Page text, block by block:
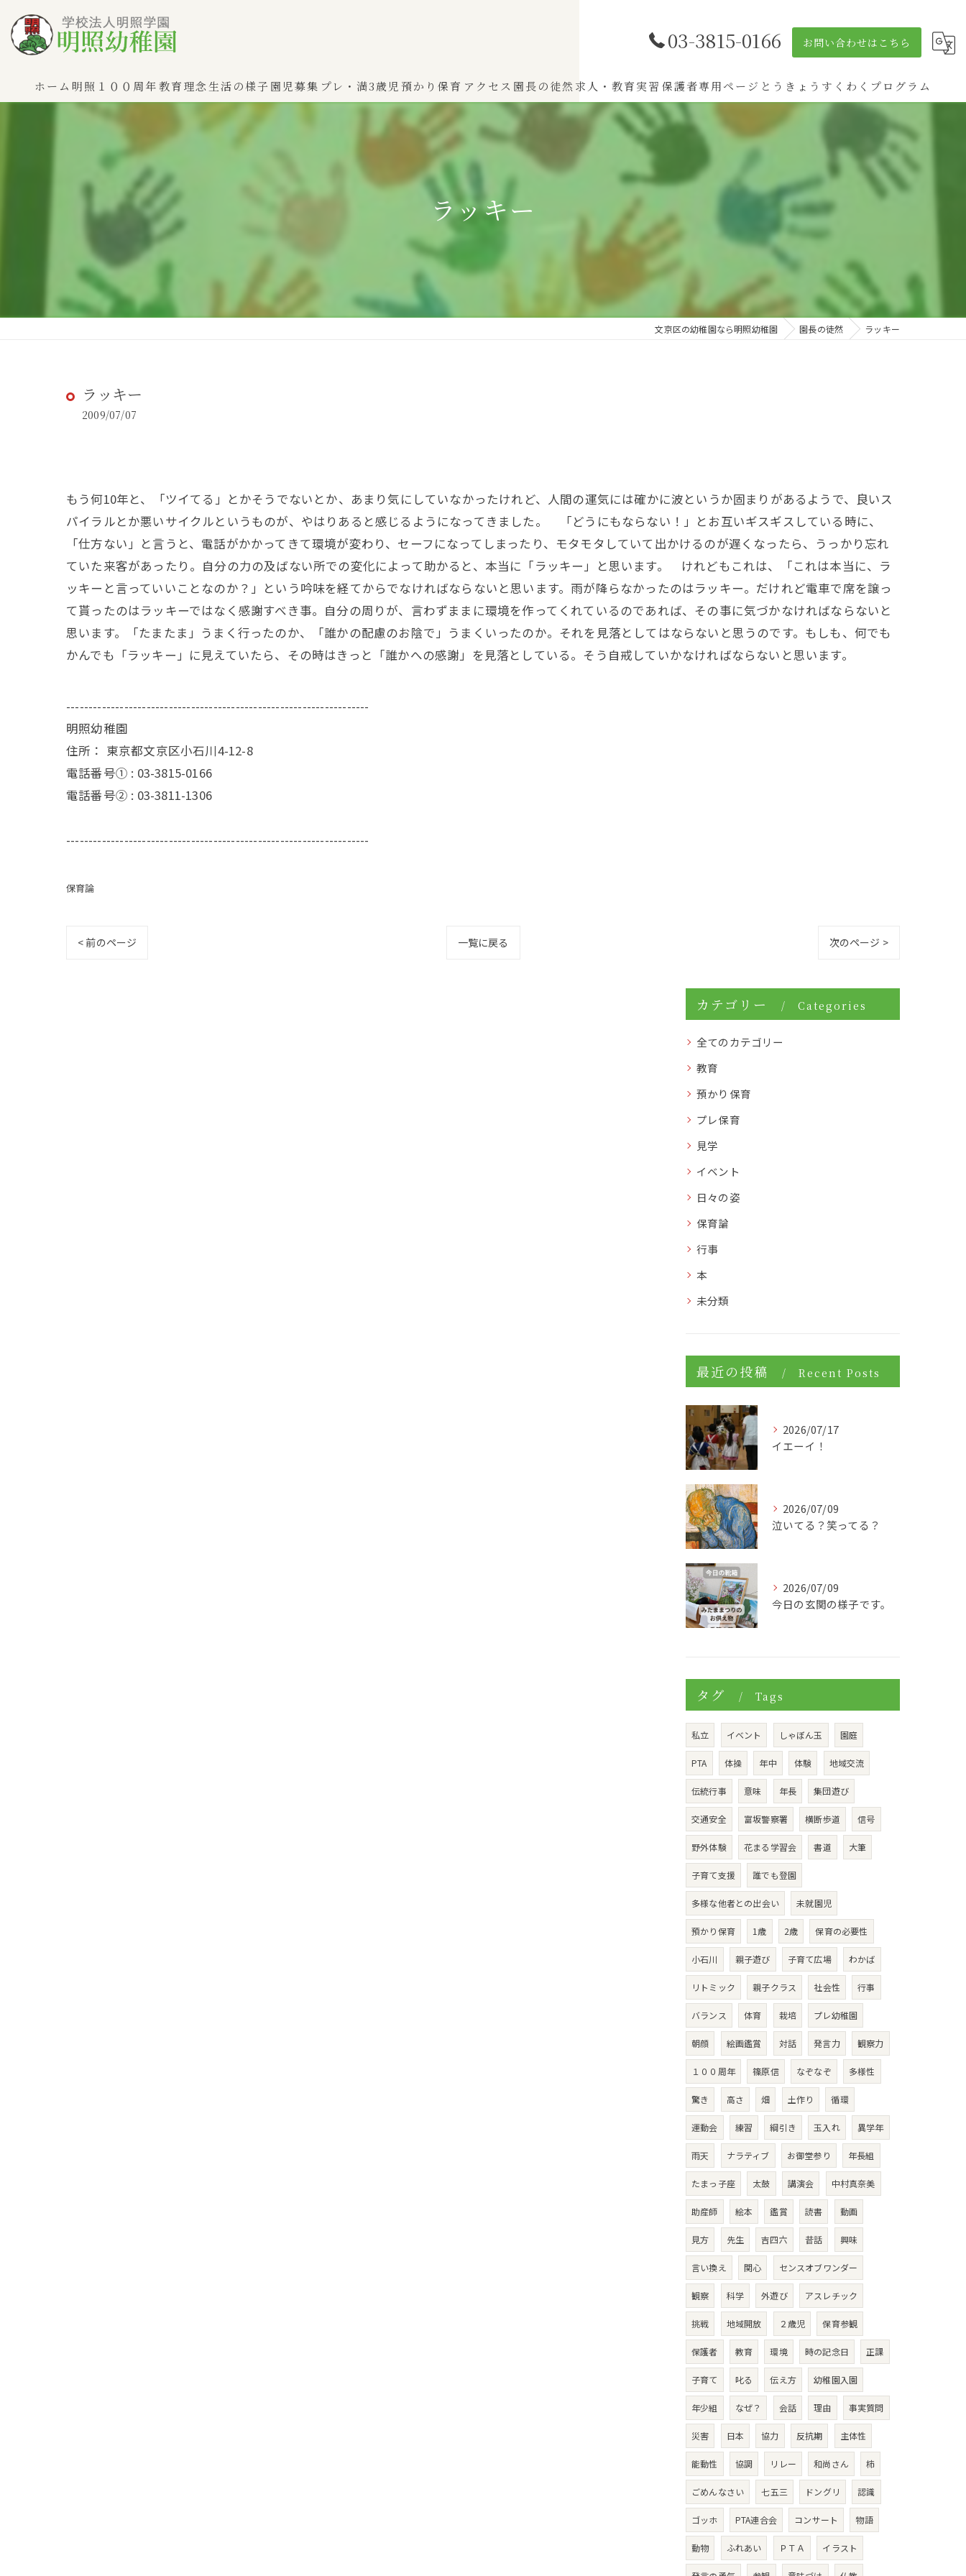
03-3815-0166 お問い合わせはこちら
ホーム 明照１００周年教育理念生活の様子 園児募集 プレ・満3歳児
わかば（0～2歳児）
ひよこぐみ（1〜2歳児）
預かり保育 アクセス 園長の徒然 求人・教育実習 保護者専用ページ とうきょうすくわくプログラム
ラッキー
文京区の幼稚園なら明照幼稚園 園長の徒然 ラッキー
ラッキー
2009/07/07
もう何10年と、「ツイてる」とかそうでないとか、あまり気にしていなかったけれど、人間の運気には確かに波というか固まりがあるようで、良いス
パイラルとか悪いサイクルというものが、やはりあると感じるようになってきました。 「どうにもならない！」とお互いギスギスしている時に、
「仕方ない」と言うと、電話がかかってきて環境が変わり、セーフになってしまったり、モタモタしていて出かけるのが遅くなったら、うっかり忘れ
ていた来客があったり。自分の力の及ばない所での変化によって助かると、本当に「ラッキー」と思います。 けれどもこれは、「これは本当に、ラ
ッキーと言っていいことなのか？」という吟味を経てからでなければならないと思います。雨が降らなかったのはラッキー。だけれど電車で席を譲っ
て貰ったのはラッキーではなく感謝すべき事。自分の周りが、言わずままに環境を作ってくれているのであれば、その事に気づかなければならないと
思います。「たまたま」うまく行ったのか、「誰かの配慮のお陰で」うまくいったのか。それを見落としてはならないと思うのです。もしも、何でも
かんでも「ラッキー」に見えていたら、その時はきっと「誰かへの感謝」を見落としている。そう自戒していかなければならないと思います。
--------------------------------------------------------------------
明照幼稚園
住所： 東京都文京区小石川4-12-8
電話番号① : 03-3815-0166
電話番号② : 03-3811-1306
--------------------------------------------------------------------
保育論
< 前のページ 一覧に戻る 次のページ >
カテゴリー Categories
全てのカテゴリー
教育
預かり保育
プレ保育
見学
イベント
日々の姿
保育論
行事
本
未分類
最近の投稿 Recent Posts
2026/07/17
イエーイ！
2026/07/09
泣いてる？笑ってる？
2026/07/09
今日の玄関の様子です。
タグ Tags
私立 イベント しゃぼん玉 園庭
PTA 体操 年中 体験 地域交流
伝統行事 意味 年長 集団遊び
交通安全 富坂警察署 横断歩道 信号
野外体験 花まる学習会 書道 大筆
子育て支援 誰でも登園
多様な他者との出会い 未就園児
預かり保育 1歳 2歳 保育の必要性
小石川 親子遊び 子育て広場 わかば
リトミック 親子クラス 社会性 行事
バランス 体育 栽培 プレ幼稚園
朝顔 絵画鑑賞 対話 発言力 観察力
１００周年 篠原信 なぞなぞ 多様性
驚き 高さ 畑 土作り 循環
運動会 練習 綱引き 玉入れ 異学年
雨天 ナラティブ お御堂参り 年長組
たまっ子座 太鼓 講演会 中村真奈美
助産師 絵本 鑑賞 読書 動画
見方 先生 吉四六 昔話 興味
言い換え 関心 センスオブワンダー
観察 科学 外遊び アスレチック
挑戦 地域開放 ２歳児 保育参観
保護者 教育 環境 時の記念日 正課
子育て 叱る 伝え方 幼稚園入園
年少組 なぜ？ 会話 理由 事実質問
災害 日本 協力 反抗期 主体性
能動性 協調 リレー 和尚さん 柿
ごめんなさい 七五三 ドングリ 認識
ゴッホ PTA連合会 コンサート 物語
動物 ふれあい ＰＴＡ イラスト